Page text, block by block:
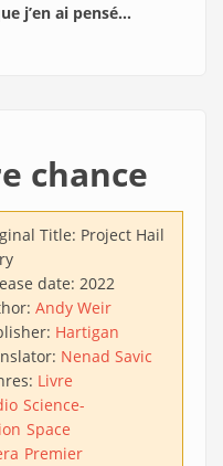
j’en ai pensé…
chance
Title: Project Hail
date: 2022
Andy Weir
Hartigan
Nenad Savic
Livre
Science-
Space
Premier